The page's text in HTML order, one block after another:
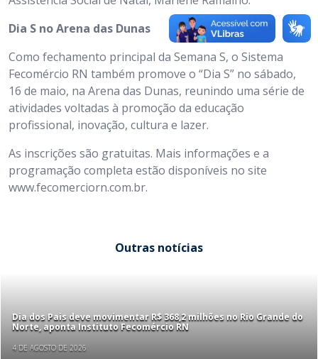
Dia S no Arena das Dunas
Como fechamento principal da Semana S, o Sistema
Fecomércio RN também promove o “Dia S” no sábado,
16 de maio, na Arena das Dunas, reunindo uma série de
atividades voltadas à promoção da educação
profissional, inovação, cultura e lazer.
As inscrições são gratuitas. Mais informações e a
programação completa estão disponíveis no site
www.fecomerciorn.com.br.
Outras notícias
Dia dos Pais deve movimentar R$ 368,2 milhões no Rio Grande do
Norte, aponta Instituto Fecomércio RN
4 DE AGOSTO DE 2026